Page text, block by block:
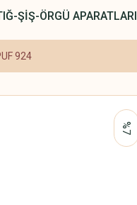
ŞİŞ-ÖRGÜ APARATLARI
924
%7